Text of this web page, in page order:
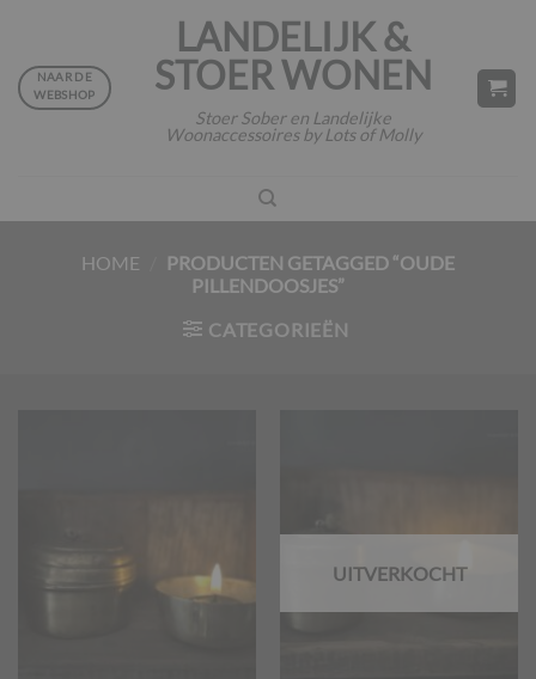
inhoud
LANDELIJK &
STOER WONEN
Stoer Sober en Landelijke
Woonaccessoires by Lots of Molly
NAAR DE
WEBSHOP
HOME
PRODUCTEN GETAGGED “OUDE
PILLENDOOSJES”
CATEGORIEËN
UITVERKOCHT